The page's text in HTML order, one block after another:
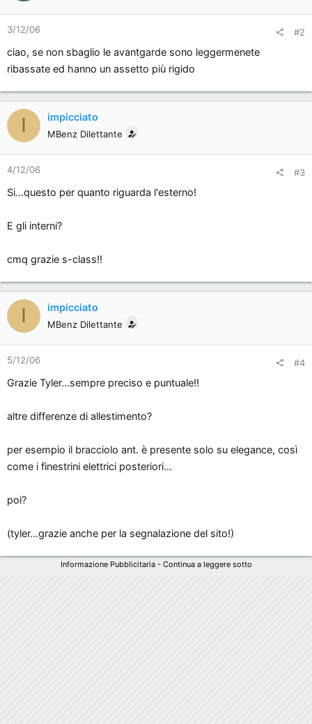
3/12/06 #2
ciao, se non sbaglio le avantgarde sono leggermenete
ribassate ed hanno un assetto più rigido
I impicciato
MBenz Dilettante
4/12/06 #3
Si...questo per quanto riguarda l'esterno!
E gli interni?
cmq grazie s-class!!
I impicciato
MBenz Dilettante
5/12/06 #4
Grazie Tyler...sempre preciso e puntuale!!
altre differenze di allestimento?
per esempio il bracciolo ant. è presente solo su elegance, così
come i finestrini elettrici posteriori...
poi?
(tyler...grazie anche per la segnalazione del sito!)
Informazione Pubblicitaria - Continua a leggere sotto